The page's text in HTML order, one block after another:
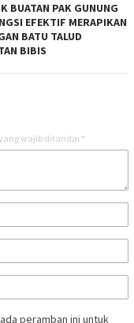
BUATAN PAK GUNUNG
EFEKTIF MERAPIKAN
BATU TALUD
BIBIS
wajib ditandai *
peramban ini untuk